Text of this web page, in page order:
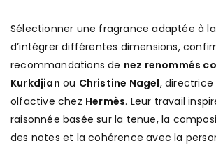
Sélectionner une fragrance adaptée à
d’intégrer différentes dimensions,
recommandations de nez renommés
Kurkdjian ou Christine Nagel,
olfactive chez Hermès. Leur travail
raisonnée basée sur la tenue, la
des notes et la cohérence avec la